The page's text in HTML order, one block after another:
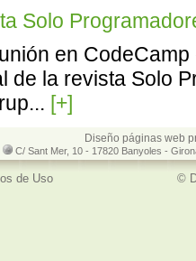
Solo
en
de la revista Solo
[+]
Diseño páginas web
C/ Sant Mer, 10 - 17820 Banyoles -
de Uso ©